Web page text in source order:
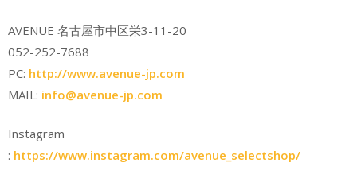
AVENUE 名古屋市中区栄3-11-20
052-252-7688
PC: http://www.avenue-jp.com
MAIL: info@avenue-jp.com
Instagram
: https://www.instagram.com/avenue_selectshop/